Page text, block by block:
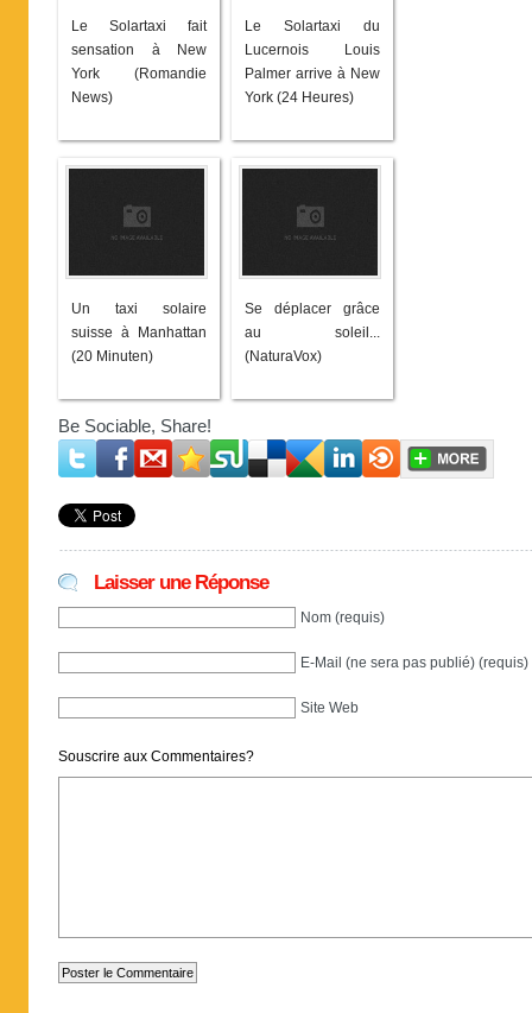
Le Solartaxi fait
sensation à New
York (Romandie
News)
Le Solartaxi du
Lucernois Louis
Palmer arrive à New
York (24 Heures)
Un taxi solaire
suisse à Manhattan
(20 Minuten)
Se déplacer grâce
au soleil...
(NaturaVox)
Be Sociable, Share!
Laisser une Réponse
Nom (requis)
E-Mail (ne sera pas publié) (requis)
Site Web
Souscrire aux Commentaires?